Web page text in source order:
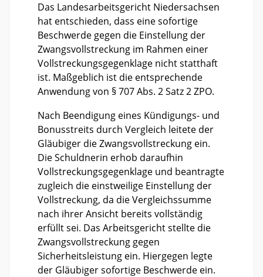
Das Landesarbeitsgericht Niedersachsen
hat entschieden, dass eine sofortige
Beschwerde gegen die Einstellung der
Zwangsvollstreckung im Rahmen einer
Vollstreckungsgegenklage nicht statthaft
ist. Maßgeblich ist die entsprechende
Anwendung von § 707 Abs. 2 Satz 2 ZPO.
Nach Beendigung eines Kündigungs- und
Bonusstreits durch Vergleich leitete der
Gläubiger die Zwangsvollstreckung ein.
Die Schuldnerin erhob daraufhin
Vollstreckungsgegenklage und beantragte
zugleich die einstweilige Einstellung der
Vollstreckung, da die Vergleichssumme
nach ihrer Ansicht bereits vollständig
erfüllt sei. Das Arbeitsgericht stellte die
Zwangsvollstreckung gegen
Sicherheitsleistung ein. Hiergegen legte
der Gläubiger sofortige Beschwerde ein.